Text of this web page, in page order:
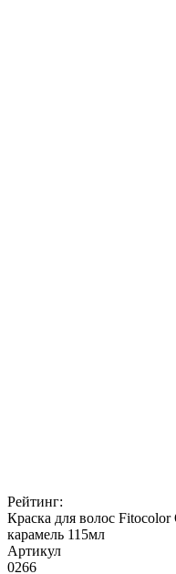
Рейтинг:
Краска для волос
карамель 115мл
Артикул
0266